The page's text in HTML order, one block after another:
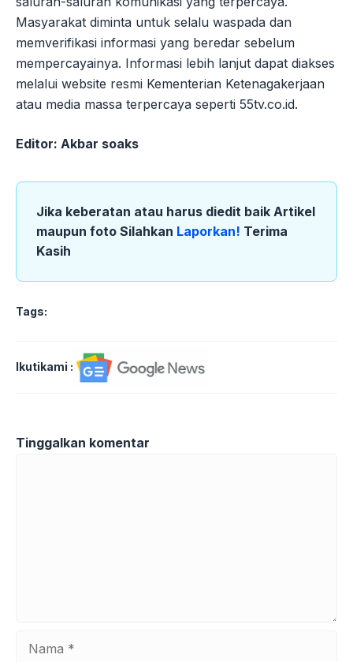
Masyarakat diminta untuk selalu waspada dan
memverifikasi informasi yang beredar sebelum
mempercayainya. Informasi lebih lanjut dapat diakses
melalui website resmi Kementerian Ketenagakerjaan
atau media massa terpercaya seperti 55tv.co.id.
Editor: Akbar soaks
Jika keberatan atau harus diedit baik Artikel
maupun foto Silahkan Laporkan! Terima
Kasih
Tags:
Ikutikami :
Tinggalkan komentar